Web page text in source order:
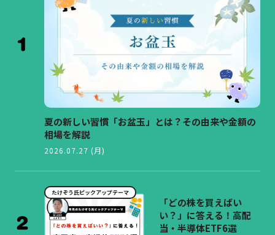
夏の新しい習慣「お盆玉」とは？その由来や金額の
相場を解説
2026.07.27 (月)
たけぞう氏ピックアップテーマ
「どの株を買えばい
い？」に答える！高配
当・半導体ETF6選